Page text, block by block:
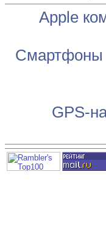
Apple
Смартфоны
GPS-